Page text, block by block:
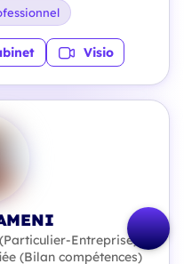
Visio
Entreprise)
(Bilan compétences)